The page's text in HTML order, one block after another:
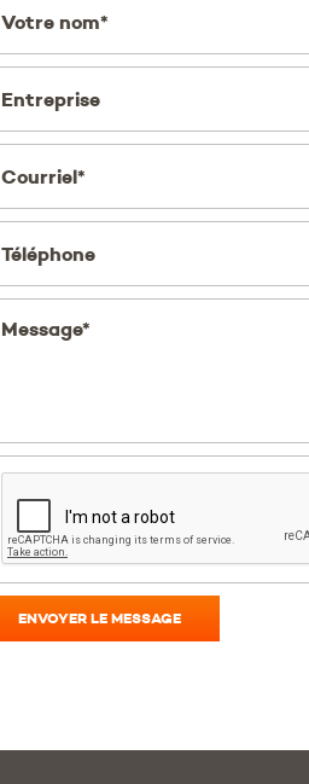
Votre nom*
Entreprise
Courriel*
Téléphone
Message*
ENVOYER LE MESSAGE